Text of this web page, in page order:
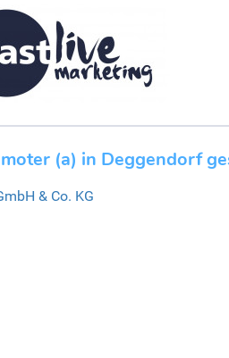
(a) in Deggendorf
& Co. KG